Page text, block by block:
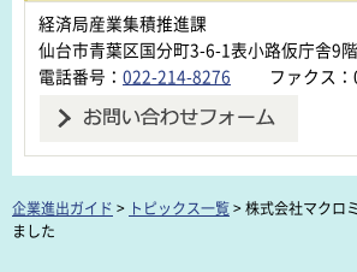
経済局産業集積推進課
仙台市青葉区国分町3-6-1表小路仮庁舎9階
電話番号： 022-214-8276 ファクス
企業進出ガイド > トピックス一覧> 株式会社マクロ
ました